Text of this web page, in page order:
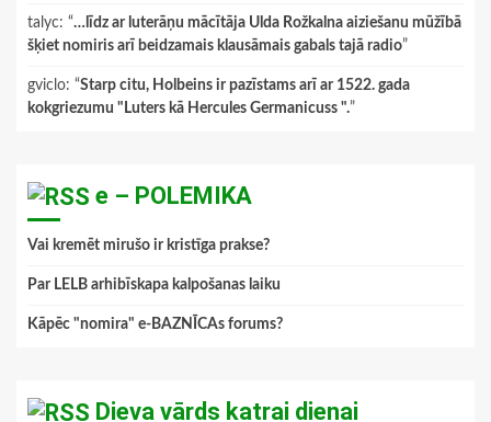
talyc: “…līdz ar luterāņu mācītāja Ulda Rožkalna aiziešanu mūžībā
šķiet nomiris arī beidzamais klausāmais gabals tajā radio”
gviclo: “Starp citu, Holbeins ir pazīstams arī ar 1522. gada
kokgriezumu "Luters kā Hercules Germanicuss ".”
e – POLEMIKA
Vai kremēt mirušo ir kristīga prakse?
Par LELB arhibīskapa kalpošanas laiku
Kāpēc "nomira" e-BAZNĪCAs forums?
Dieva vārds katrai dienai